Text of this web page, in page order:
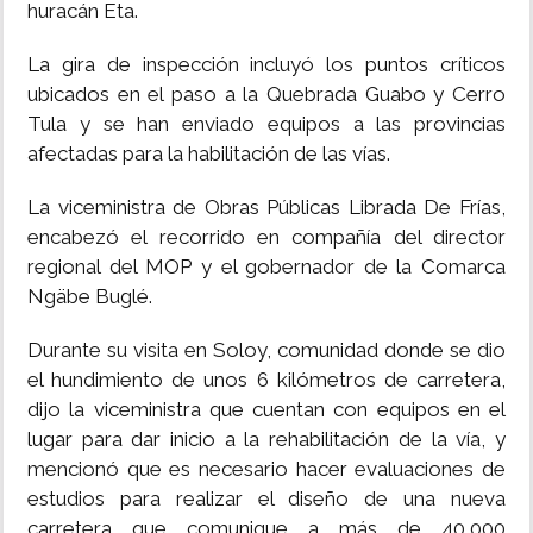
huracán Eta.
La gira de inspección incluyó los puntos críticos
ubicados en el paso a la Quebrada Guabo y Cerro
Tula y se han enviado equipos a las provincias
afectadas para la habilitación de las vías.
La viceministra de Obras Públicas Librada De Frías,
encabezó el recorrido en compañía del director
regional del MOP y el gobernador de la Comarca
Ngäbe Buglé.
Durante su visita en Soloy, comunidad donde se dio
el hundimiento de unos 6 kilómetros de carretera,
dijo la viceministra que cuentan con equipos en el
lugar para dar inicio a la rehabilitación de la vía, y
mencionó que es necesario hacer evaluaciones de
estudios para realizar el diseño de una nueva